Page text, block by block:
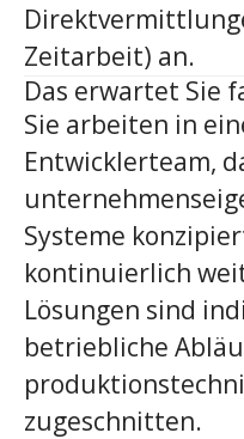
Zeitarbeit) an.
Das erwartet Sie
Sie arbeiten in
Entwicklerteam,
Systeme
kontinuierlich
Lösungen sind
betriebliche
zugeschnitten.